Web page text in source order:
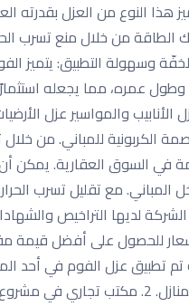
النوع من العزل بقدرته
الطاقة من خلال منع تسرب
وسهولة التطبيق: يتميز
عمره، مما يجعله
والمواسير عزل
الكربونية للمباني. من
المباني المعزولة جيدًا أكثر قيمة في السوق
الجيد في تحسين الراحة داخل المباني. مع
لديها التراخيص
للحصول على أفضل قيمة
وموادها. دراسات حالة ناجحة 1. مشروع سكني في المدينة تم
أدى إلى تقليل تكاليف الطاقة بنسبة 30% خلال فصل الصيف. أظهر السكان رضا